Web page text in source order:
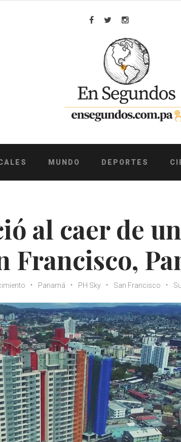
Facebook
TwitterInstagram
MUNDO DEPORTES
al caer de un
Francisco,
Panamá PH Sky San Francisco